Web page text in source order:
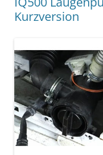
Kurzversion